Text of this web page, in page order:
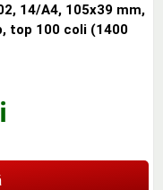
14/A4, 105x39 mm,
top 100 coli (1400